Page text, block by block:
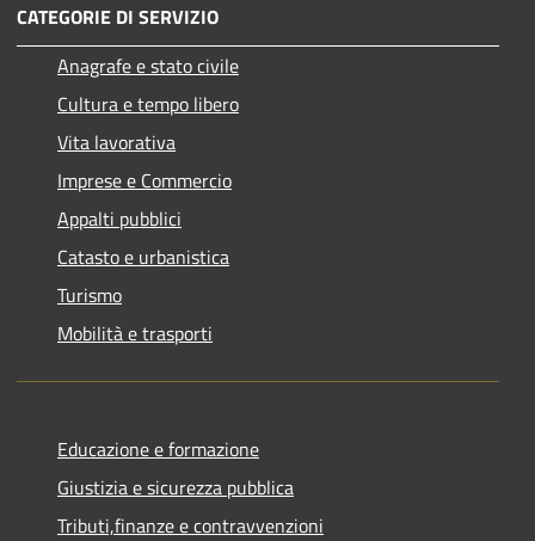
CATEGORIE DI SERVIZIO
Anagrafe e stato civile
Cultura e tempo libero
Vita lavorativa
Imprese e Commercio
Appalti pubblici
Catasto e urbanistica
Turismo
Mobilità e trasporti
Educazione e formazione
Giustizia e sicurezza pubblica
Tributi,finanze e contravvenzioni